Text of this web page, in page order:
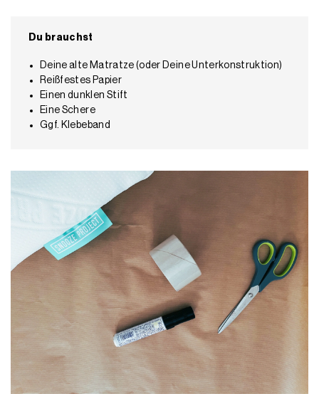
Du brauchst
Deine alte Matratze (oder Deine Unterkonstruktion)
Reißfestes Papier
Einen dunklen Stift
Eine Schere
Ggf. Klebeband